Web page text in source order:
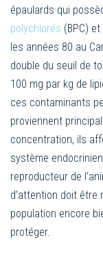
épaulards qui
polychlorés (BPC) et
les années 80 au
double du seuil de
100 mg par kg de
ces contaminants
proviennent
concentration, ils
système
reproducteur de
d’attention doit être
population encore
protéger.